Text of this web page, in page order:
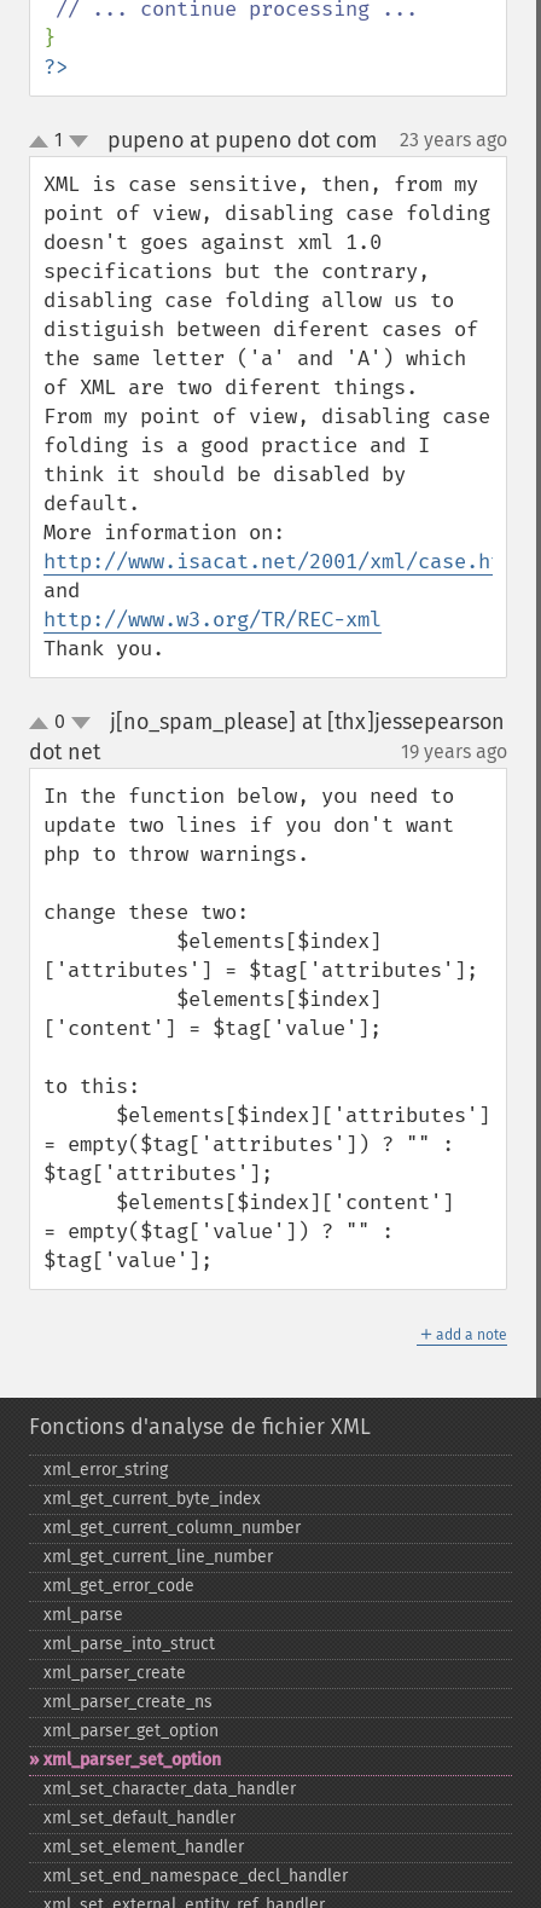
?>
up
down
1 pupeno at pupeno dot com 23 years ago
XML is case sensitive, then, from my
point of view, disabling case folding
doesn't goes against xml 1.0
specifications but the contrary,
disabling case folding allow us to
distiguish between diferent cases of
the same letter ('a' and 'A') which
of XML are two diferent things.
From my point of view, disabling case
folding is a good practice and I
think it should be disabled by
default.
http://www.isacat.net/2001/xml/case.htm
http://www.w3.org/TR/REC-xml
Thank you.
up
down
0
j[no_spam_please] at [thx]jessepearson
dot net¶ 19 years ago
In the function below, you need to
update two lines if you don't want
php to throw warnings.
change these two:
['attributes'] = $tag['attributes'];
['content'] = $tag['value'];
to this:
= empty($tag['attributes']) ? "" :
$tag['attributes'];
= empty($tag['value']) ? "" :
$tag['value'];
＋ add a note
Fonctions d'analyse de fichier XML
xml_​error_​string
xml_​get_​current_​byte_​index
xml_​get_​current_​column_​number
xml_​get_​current_​line_​number
xml_​get_​error_​code
xml_​parse
xml_​parse_​into_​struct
xml_​parser_​create
xml_​parser_​create_​ns
xml_​parser_​get_​option
xml_​parser_​set_​option
xml_​set_​character_​data_​handler
xml_​set_​default_​handler
xml_​set_​element_​handler
xml_​set_​end_​namespace_​decl_​handler